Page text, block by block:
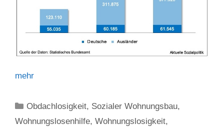
mehr
Kategorien
Obdachlosigkeit, Sozialer Wohnungsbau,
Wohnungslosenhilfe, Wohnungslosigkeit,